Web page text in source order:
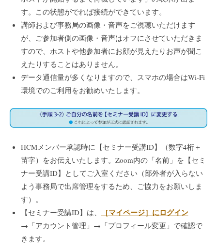
す。この状態がでれば接続ができています。
講師および事務局の画像・音声をご視聴いただけます
が、ご参加者側の画像・音声はオフにさせていただきま
すので、ホストや他参加者にお顔が見えたりお声が聞こ
えたりすることはありません。
データ通信量が多くなりますので、スマホの場合はWi-Fi
環境でのご利用をお勧めいたします。
HCMメンバー承認時に【セミナー受講ID】（数字4桁＋
苗字）をお伝えいたします。Zoom内の「名前」を【セミ
ナー受講ID】としてご入室ください（部外者が入らない
よう事務局で出席管理をするため、ご協力をお願いしま
す）。
【セミナー受講ID】は、
［マイページ］にログイン
→「アカウント管理」→「プロフィール変更」で確認で
きます。